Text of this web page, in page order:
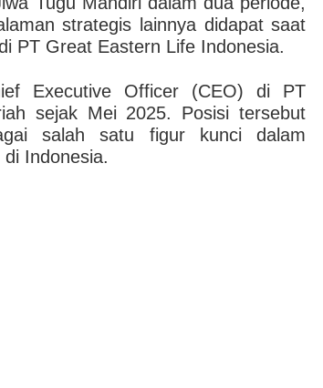
strategis lainnya didapat saat
PT Great Eastern Life Indonesia.
Executive Officer (CEO) di PT
sejak Mei 2025. Posisi tersebut
salah satu figur kunci dalam
Indonesia.